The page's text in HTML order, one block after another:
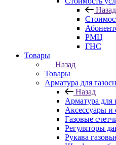
Назад
РМЦ
ГНС
Товары
Назад
Товары
Арматура для
Назад
Арматура для
Аксессуары и
Газовые
Регуляторы
Рукава